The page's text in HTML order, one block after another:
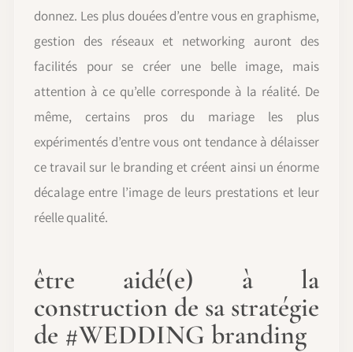
donnez. Les plus douées d’entre vous en graphisme,
gestion des réseaux et networking auront des
facilités pour se créer une belle image, mais
attention à ce qu’elle corresponde à la réalité. De
même, certains pros du mariage les plus
expérimentés d’entre vous ont tendance à délaisser
ce travail sur le branding et créent ainsi un énorme
décalage entre l’image de leurs prestations et leur
réelle qualité.
être aidé(e) à la
construction de sa stratégie
de #WEDDING branding